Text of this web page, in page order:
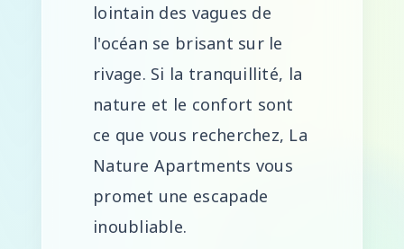
lointain des vagues de
l'océan se brisant sur le
rivage. Si la tranquillité, la
nature et le confort sont
ce que vous recherchez, La
Nature Apartments vous
promet une escapade
inoubliable.